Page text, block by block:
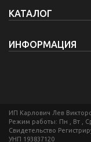
КАТАЛОГ
ИНФОРМАЦИЯ
ИП Карлович Лев
Режим работы: Пн , Вт ,
Свидетельство
УНП 193837120